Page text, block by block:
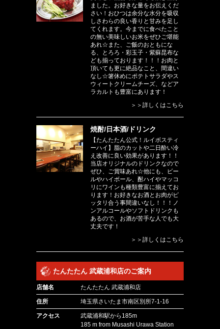
ました。お好きな量をお伝えくだ
さい！おひつは余分な水分を吸収
しさわらの良い香りと甘みを足し
てくれます。今までに食べたこと
の無い美味しいお米をぜひご堪能
あれ☆また、ご飯のおともにな
る、とろろ・彩玉子・紫蘇昆布な
ども揃っております！！！お肉と
頂いても更に絶品なこと、間違い
なし☆箸休めにポテトサラダやス
ウィートクリームチーズ、などア
ラカルトも豊富にあります！
＞＞詳しくはこちら
焼酎/日本酒/ドリンク
【たんたたん公式！ルイボスティ
ーハイ】脂のカットや二日酔い冷
え改善に良い効果があります！！
当店オリジナルのドリンクなので
ぜひ、ご賞味あれ☆他にも、ビー
ルやハイボール、酎ハイやマッコ
リにワインも種類豊富に揃えてお
ります！お好きなお酒とお肉がピ
ッタリ合う事間違いなし！！！ノ
ンアルコールやソフトドリンクも
あるので、お酒が苦手な人でも大
丈夫です！
＞＞詳しくはこちら
たんたたん 武蔵浦和店のご案内
店舗名 たんたたん 武蔵浦和店
住所 埼玉県さいたま市南区別所7-1-16
アクセス
武蔵浦和駅から185m
185 m from Musashi Urawa Station